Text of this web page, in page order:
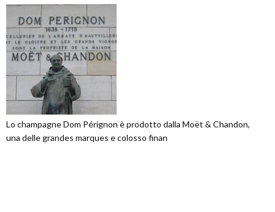
Lo champagne Dom Pérignon è prodotto dalla Moët & Chandon,
una delle grandes marques e colosso finan